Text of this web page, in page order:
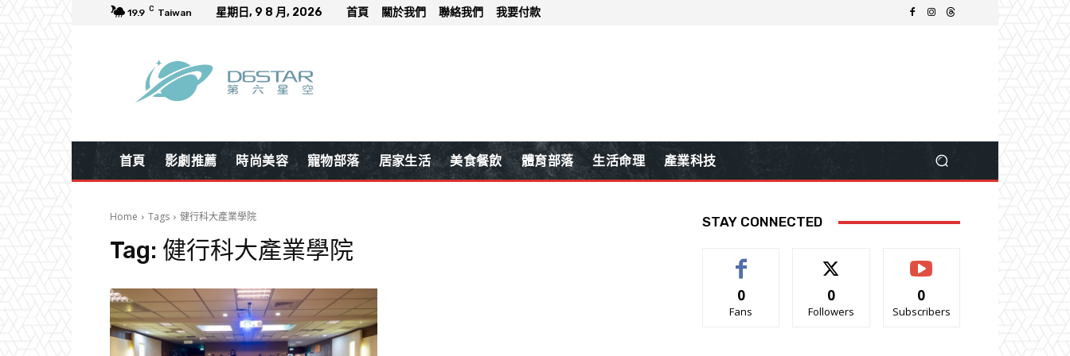
19.9 C Taiwan 星期日, 9 8 月, 2026 首頁 關於我們 聯絡我們 我要付款
首頁 影劇推薦 時尚美容 寵物部落 居家生活 美食餐飲 體育部落 生活命理 產業科技
Home Tags 健行科大產業學院
Tag: 健行科大產業學院
STAY CONNECTED
0
Fans
0
Followers
0
Subscribers